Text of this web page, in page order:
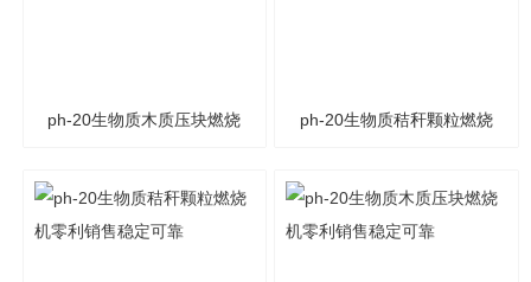
ph-20生物质木质压块燃烧 ph-20生物质秸秆颗粒燃烧